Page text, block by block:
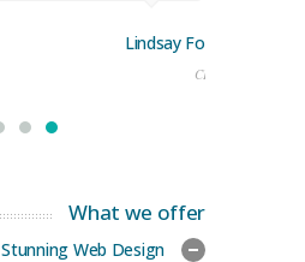
Lindsay Ford
CEO
What we offer
Stunning Web Design